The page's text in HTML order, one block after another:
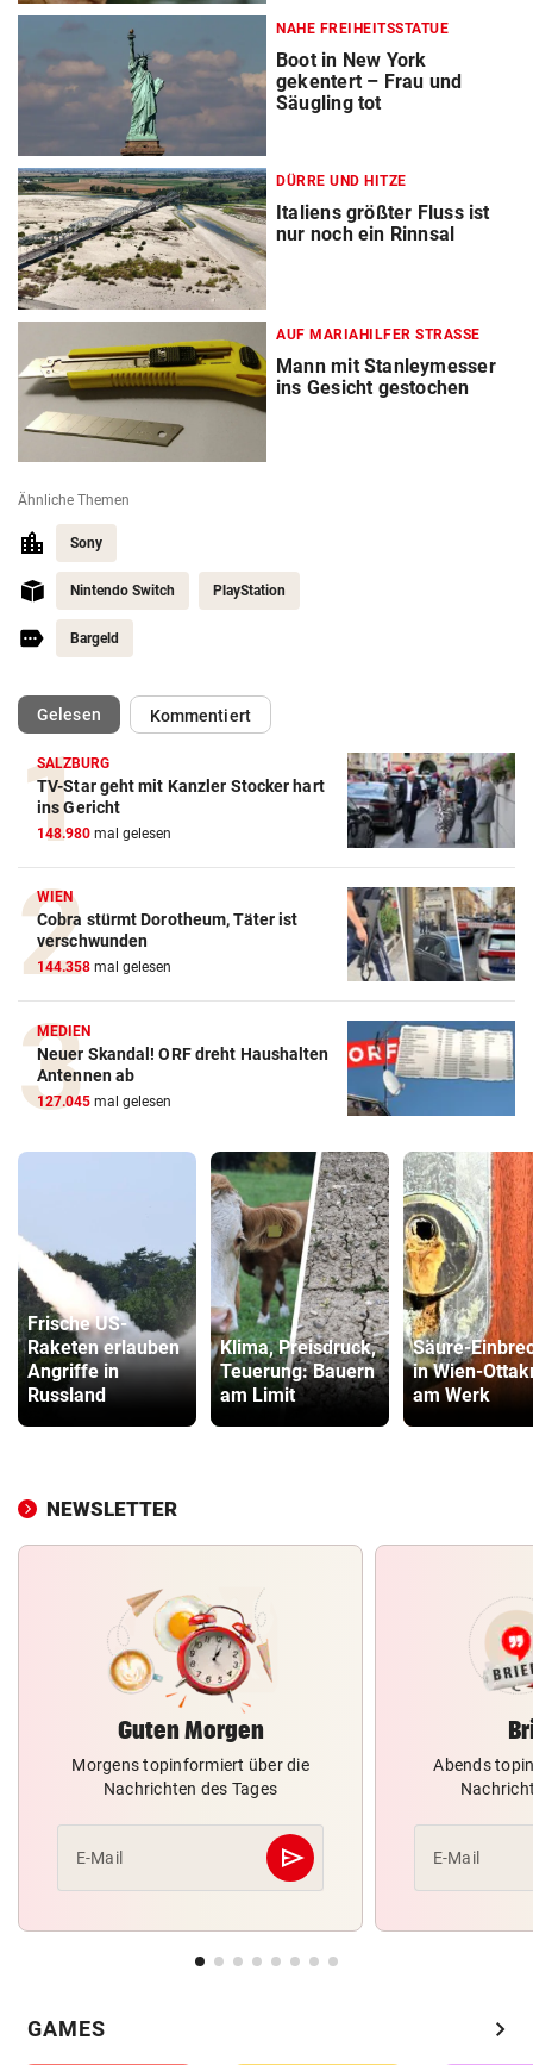
NAHE FREIHEITSSTATUE
Boot in New York
gekentert – Frau und
Säugling tot
DÜRRE UND HITZE
Italiens größter Fluss ist
nur noch ein Rinnsal
AUF MARIAHILFER STRASSE
Mann mit Stanleymesser
ins Gesicht gestochen
Ähnliche Themen
Sony
Nintendo Switch PlayStation
Bargeld
Gelesen(ausgewählt)Kommentiert
SALZBURG
TV-Star geht mit Kanzler Stocker hart
ins Gericht
148.980 mal gelesen
WIEN
Cobra stürmt Dorotheum, Täter ist
verschwunden
144.358 mal gelesen
MEDIEN
Neuer Skandal! ORF dreht Haushalten
Antennen ab
127.045 mal gelesen
Frische US-
Raketen erlauben
Angriffe in
Russland
Klima, Preisdruck,
Teuerung: Bauern
am Limit
Säure-
in Wien-
am Werk
NEWSLETTER
Guten Morgen
Morgens topinformiert über die
Nachrichten des Tages
E-Mail send
Abschicken
Abends
E-Mail
GAMES chevron_right